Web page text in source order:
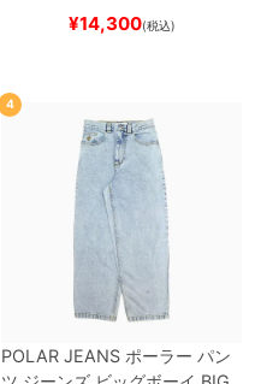
スーパースター SUPERSTAR A
BLACK/WHITE/WHITE
ー
¥14,300(税込)
4
POLAR JEANS ポーラー パン